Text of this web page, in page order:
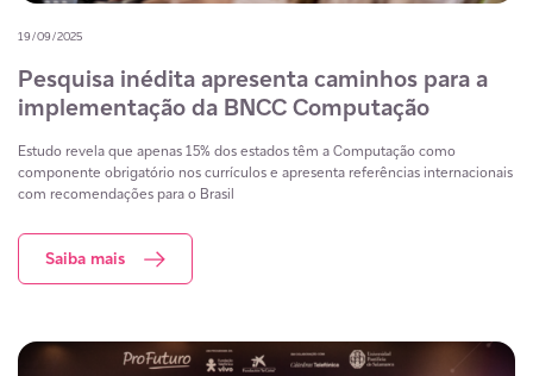
19/09/2025
Pesquisa inédita apresenta caminhos para a
implementação da BNCC Computação
Estudo revela que apenas 15% dos estados têm a Computação como
componente obrigatório nos currículos e apresenta referências internacionais
com recomendações para o Brasil
Saiba mais